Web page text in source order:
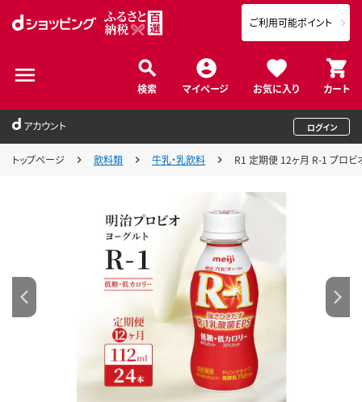
検索 マイページ お気に入り カート
ご利用可能ポイント
アカウント ログイン
トップページ 飲料類 牛乳・乳飲料 R1 定期便 12ヶ月 R-1 プロビ